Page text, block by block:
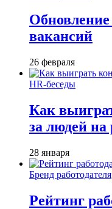
вакансий
26 февраля
HR-беседы
Как
за людей
28 января
Бренд работодателя
Рейтинг